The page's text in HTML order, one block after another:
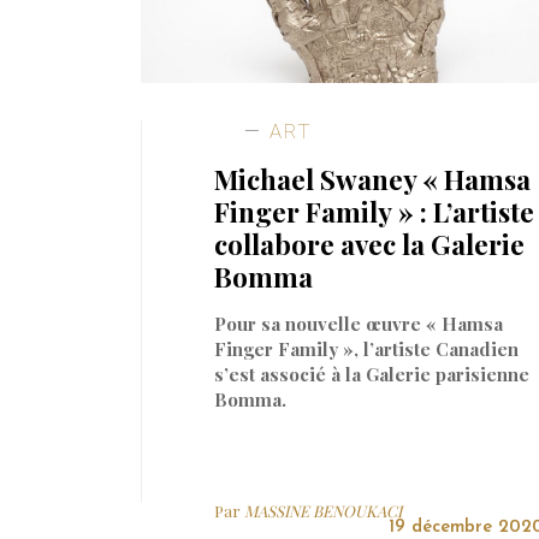
ART
Michael Swaney « Hamsa
Finger Family » : L’artiste
collabore avec la Galerie
Bomma
Pour sa nouvelle œuvre « Hamsa
Finger Family », l’artiste Canadien
s’est associé à la Galerie parisienne
Bomma.
Par MASSINE BENOUKACI
19 décembre